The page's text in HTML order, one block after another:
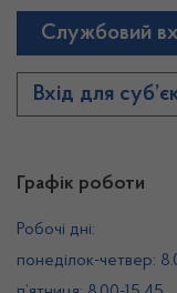
Графік роботи
Робочі дні:
понеділок-четвер:
Службовий
Вхід для